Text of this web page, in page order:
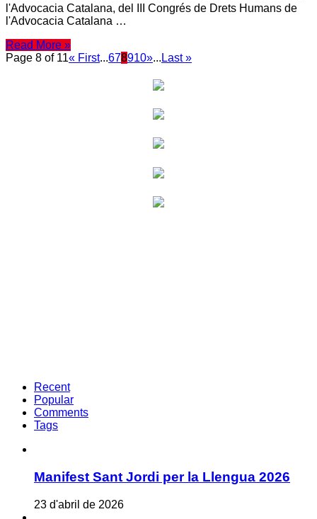
l'Advocacia Catalana, del III Congrés de Drets Humans de
l'Advocacia Catalana …
Read More »
Page 8 of 11« First...678910»... Last »
Recent
Popular
Comments
Tags
Manifest Sant Jordi per la Llengua 2026
23 d'abril de 2026